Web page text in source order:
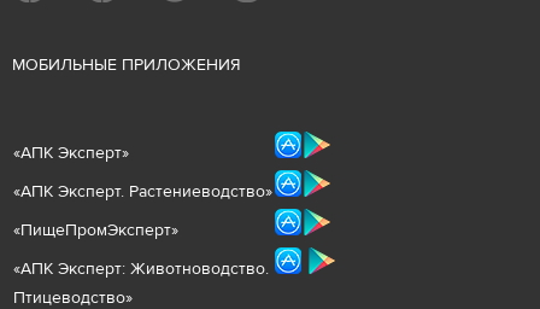
МОБИЛЬНЫЕ ПРИЛОЖЕНИЯ
«АПК Эксперт»
«АПК Эксперт. Растениеводство»
«ПищеПромЭксперт»
«АПК Эксперт: Животноводство.
Птицеводство»